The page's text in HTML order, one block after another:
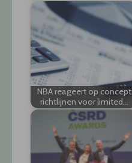
NBA reageert op concept
richtlijnen voor limited…